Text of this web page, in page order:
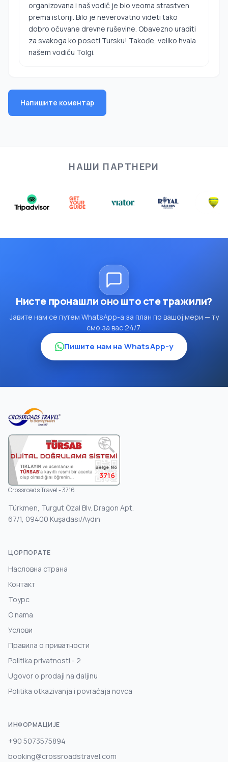
organizovana i naš vodič je bio veoma strastven
prema istoriji. Bilo je neverovatno videti tako
dobro očuvane drevne ruševine. Obavezno uraditi
za svakoga ko poseti Tursku! Takođe, veliko hvala
našem vodiču Tolgi.
Напишите коментар
НАШИ ПАРТНЕРИ
Нисте пронашли оно што сте тражили?
Јавите нам се путем WhatsApp-а за план по вашој мери — ту
смо за вас 24/7.
Пишите нам на WhatsApp-у
3716
Crossroads Travel - 3716
Türkmen, Turgut Özal Blv. Dragon Apt.
67/1, 09400 Kuşadası/Aydın
ЦОРПОРАТЕ
Насловна страна
Контакт
Тоурс
O nama
Услови
Правила о приватности
Politika privatnosti - 2
Ugovor o prodaji na daljinu
Politika otkazivanja i povraćaja novca
ИНФОРМАЦИЈЕ
+90 5073575894
booking@crossroadstravel.com